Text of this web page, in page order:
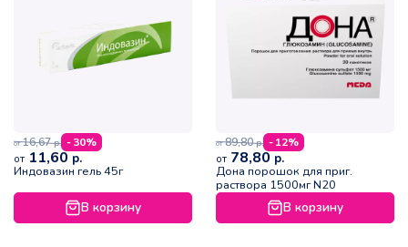
от 16,67р. - 30%
от 11,60 р.
Индовазин гель 45г
В корзину
от 89,80р. - 12%
от 78,80 р.
Дона порошок для приг.
раствора 1500мг N20
В корзину